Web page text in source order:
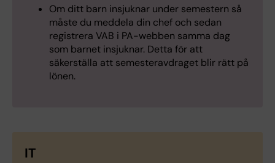
Om ditt barn insjuknar under semestern så
måste du meddela din chef och sedan
registrera VAB i PA-webben samma dag
som barnet insjuknar. Detta för att
säkerställa att semesteravdraget blir rätt på
lönen.
IT